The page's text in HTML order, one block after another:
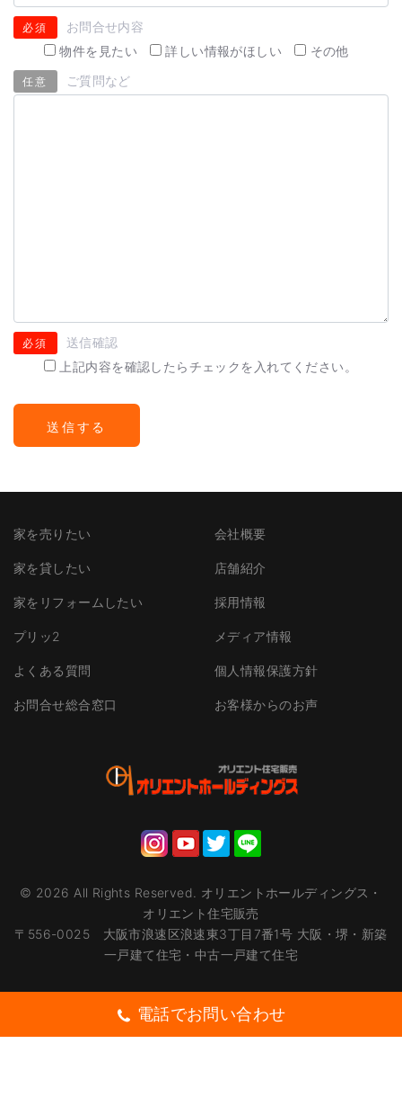
必須
お問合せ内容
物件を見たい
詳しい情報がほしい その他
任意 ご質問など
必須
送信確認
上記内容を確認したらチェックを入れてください。
家を売りたい
家を貸したい
家をリフォームしたい
プリッ2
よくある質問
お問合せ総合窓口
会社概要
店舗紹介
採用情報
メディア情報
個人情報保護方針
お客様からのお声
© 2026 All Rights Reserved.
オリエントホールディングス・
オリエント住宅販売
〒556-0025 大阪市浪速区浪速東3丁目7番1号 大阪・堺・新築
一戸建て住宅・中古一戸建て住宅
電話でお問い合わせ